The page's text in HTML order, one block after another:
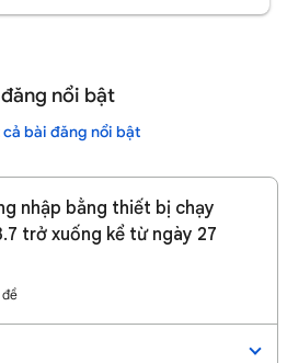
nổi bật
bài đăng nổi bật
nhập bằng thiết bị chạy
trở xuống kể từ ngày 27
đề